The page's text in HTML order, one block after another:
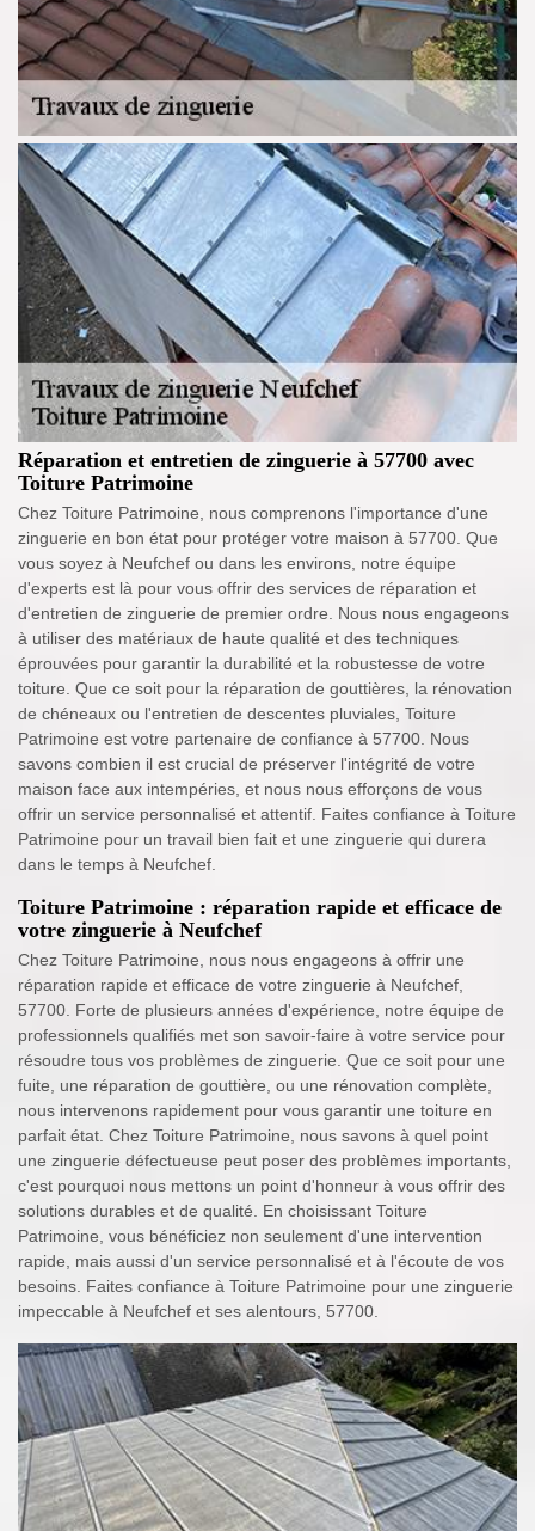
Réparation et entretien de zinguerie à 57700 avec
Toiture Patrimoine
Chez Toiture Patrimoine, nous comprenons l'importance d'une
zinguerie en bon état pour protéger votre maison à 57700. Que
vous soyez à Neufchef ou dans les environs, notre équipe
d'experts est là pour vous offrir des services de réparation et
d'entretien de zinguerie de premier ordre. Nous nous engageons
à utiliser des matériaux de haute qualité et des techniques
éprouvées pour garantir la durabilité et la robustesse de votre
toiture. Que ce soit pour la réparation de gouttières, la rénovation
de chéneaux ou l'entretien de descentes pluviales, Toiture
Patrimoine est votre partenaire de confiance à 57700. Nous
savons combien il est crucial de préserver l'intégrité de votre
maison face aux intempéries, et nous nous efforçons de vous
offrir un service personnalisé et attentif. Faites confiance à Toiture
Patrimoine pour un travail bien fait et une zinguerie qui durera
dans le temps à Neufchef.
Toiture Patrimoine : réparation rapide et efficace de
votre zinguerie à Neufchef
Chez Toiture Patrimoine, nous nous engageons à offrir une
réparation rapide et efficace de votre zinguerie à Neufchef,
57700. Forte de plusieurs années d'expérience, notre équipe de
professionnels qualifiés met son savoir-faire à votre service pour
résoudre tous vos problèmes de zinguerie. Que ce soit pour une
fuite, une réparation de gouttière, ou une rénovation complète,
nous intervenons rapidement pour vous garantir une toiture en
parfait état. Chez Toiture Patrimoine, nous savons à quel point
une zinguerie défectueuse peut poser des problèmes importants,
c'est pourquoi nous mettons un point d'honneur à vous offrir des
solutions durables et de qualité. En choisissant Toiture
Patrimoine, vous bénéficiez non seulement d'une intervention
rapide, mais aussi d'un service personnalisé et à l'écoute de vos
besoins. Faites confiance à Toiture Patrimoine pour une zinguerie
impeccable à Neufchef et ses alentours, 57700.